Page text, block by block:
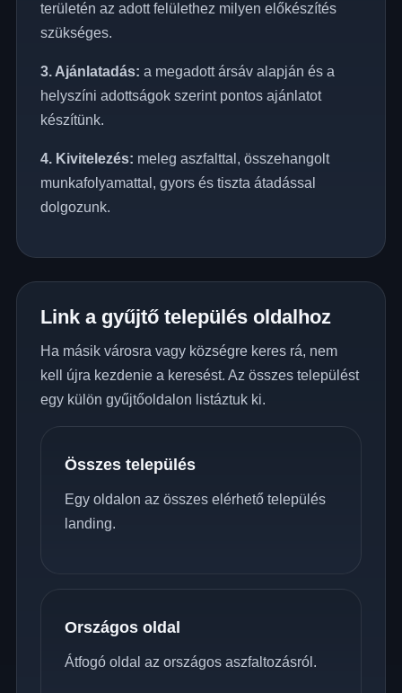
területén az adott felülethez milyen előkészítés
szükséges.
3. Ajánlatadás: a megadott ársáv alapján és a
helyszíni adottságok szerint pontos ajánlatot
készítünk.
4. Kivitelezés: meleg aszfalttal, összehangolt
munkafolyamattal, gyors és tiszta átadással
dolgozunk.
Link a gyűjtő település oldalhoz
Ha másik városra vagy községre keres rá, nem
kell újra kezdenie a keresést. Az összes települést
egy külön gyűjtőoldalon listáztuk ki.
Összes település
Egy oldalon az összes elérhető település
landing.
Országos oldal
Átfogó oldal az országos aszfaltozásról.